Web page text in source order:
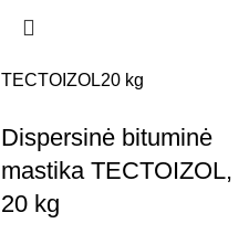
TECTOIZOL20 kg
Dispersinė bituminė
mastika TECTOIZOL,
20 kg